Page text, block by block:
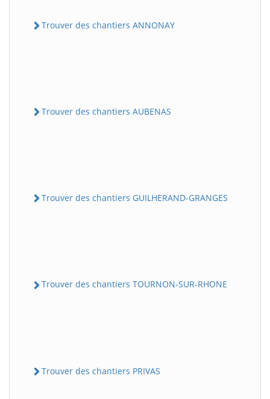
Trouver des chantiers ANNONAY
Trouver des chantiers AUBENAS
Trouver des chantiers GUILHERAND-GRANGES
Trouver des chantiers TOURNON-SUR-RHONE
Trouver des chantiers PRIVAS